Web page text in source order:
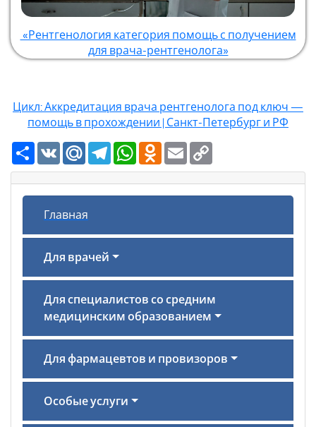
«Рентгенология категория помощь с получением
для врача-рентгенолога»
Цикл: Аккредитация врача рентгенолога под ключ —
помощь в прохождении | Санкт-Петербург и РФ
Ресурс
VK Mail.RuTelegramWhatsAppOdnoklassniki
Email
Главная
Для врачей
Для специалистов со средним
медицинским образованием
Для фармацевтов и провизоров
Особые услуги